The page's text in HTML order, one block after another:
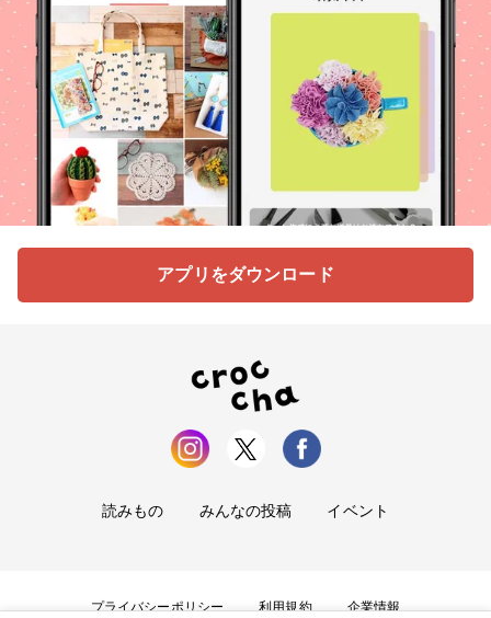
アプリをダウンロード
読みもの みんなの投稿 イベント
プライバシーポリシー 利用規約 企業情報